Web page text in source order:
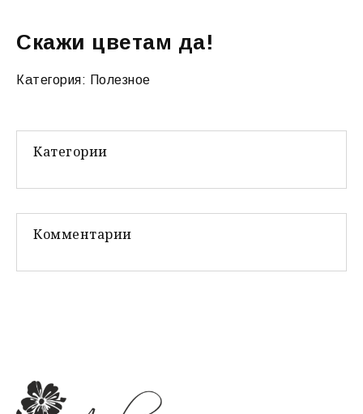
Скажи цветам да!
Категория: Полезное
Категории
Комментарии